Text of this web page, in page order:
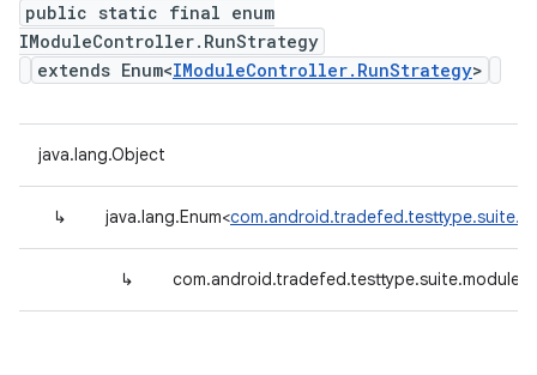
public static final enum
IModuleController.RunStrategy
extends Enum<IModuleController.RunStrategy>
java.lang.Object
↳ java.lang.Enum<
↳